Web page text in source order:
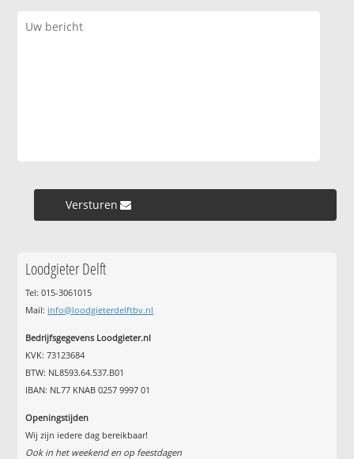
Versturen »
Loodgieter Delft
Tel: 015-3061015
Mail: info@loodgieterdelftbv.nl
Bedrijfsgegevens Loodgieter.nl
KVK: 73123684
BTW: NL8593.64.537.B01
IBAN: NL77 KNAB 0257 9997 01
Openingstijden
Wij zijn iedere dag bereikbaar!
Ook in het weekend en op feestdagen